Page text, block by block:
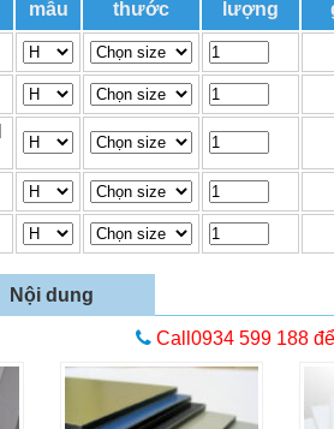
mẫu
thước
lượng
Nội dung
Call0934 599 188